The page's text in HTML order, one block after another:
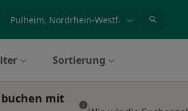
Sortierung
mit